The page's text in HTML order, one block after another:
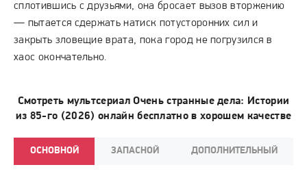
сплотившись с друзьями, она бросает вызов вторжению
— пытается сдержать натиск потусторонних сил и
закрыть зловещие врата, пока город не погрузился в
хаос окончательно.
Смотреть мультсериал Очень странные дела: Истории
из 85-го (2026) онлайн бесплатно в хорошем качестве
ОСНОВНОЙ ЗАПАСНОЙ ДОПОЛНИТЕЛЬНЫЙ